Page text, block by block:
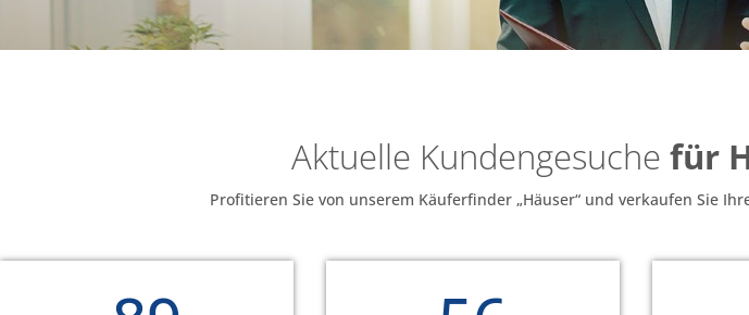
Aktuelle Kundengesuche für
Profitieren Sie von unserem Käuferfinder „Häuser“ und verkaufen Sie